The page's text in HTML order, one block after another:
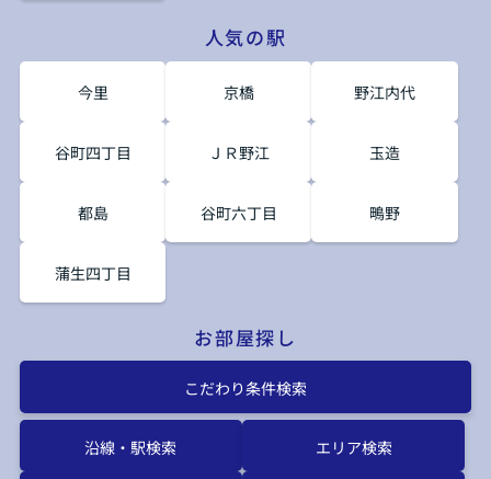
人気の駅
今里 京橋 野江内代
谷町四丁目 ＪＲ野江 玉造
都島 谷町六丁目 鴫野
蒲生四丁目
お部屋探し
こだわり条件検索
沿線・駅検索 エリア検索